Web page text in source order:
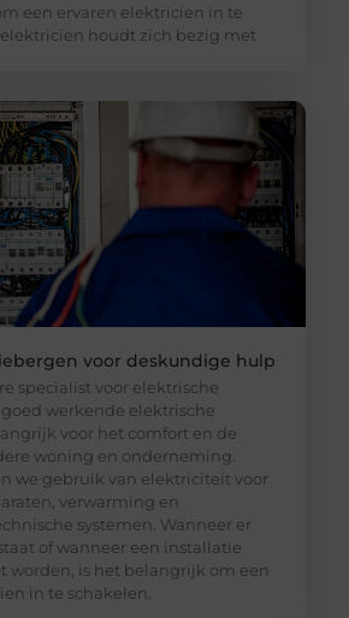
een ervaren elektricien in te
houdt zich bezig met
voor deskundige hulp
specialist voor elektrische
werkende elektrische
voor het comfort en de
woning en onderneming.
we gebruik van elektriciteit voor
verwarming en
systemen. Wanneer er
of wanneer een installatie
worden, is het belangrijk om een
in te schakelen.